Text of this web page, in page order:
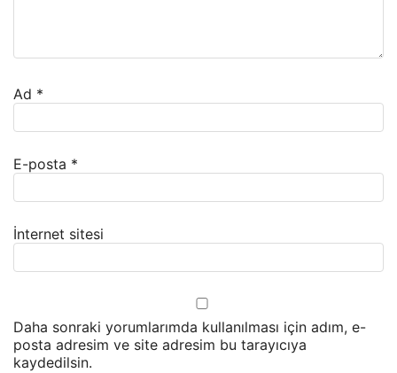
Ad *
E-posta *
İnternet sitesi
Daha sonraki yorumlarımda kullanılması için adım, e-
posta adresim ve site adresim bu tarayıcıya
kaydedilsin.